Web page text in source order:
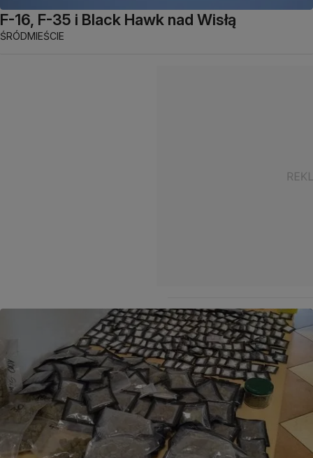
F-16, F-35 i Black Hawk nad Wisłą
ŚRÓDMIEŚCIE